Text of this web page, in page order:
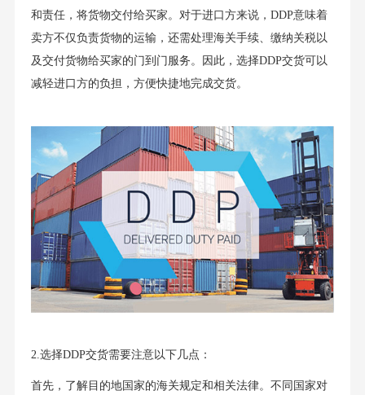
和责任，将货物交付给买家。对于进口方来说，DDP意味着
卖方不仅负责货物的运输，还需处理海关手续、缴纳关税以
及交付货物给买家的门到门服务。因此，选择DDP交货可以
减轻进口方的负担，方便快捷地完成交货。
2.选择DDP交货需要注意以下几点：
首先，了解目的地国家的海关规定和相关法律。不同国家对